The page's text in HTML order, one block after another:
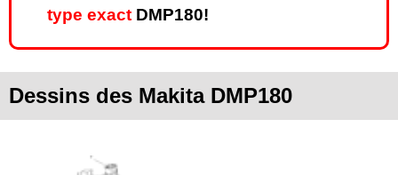
type exact DMP180!
Dessins des Makita DMP180